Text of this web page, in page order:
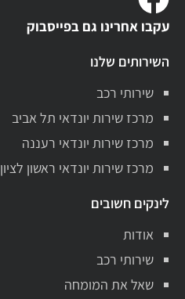
עקבו אחרינו גם בפייסבוק
השירותים שלנו
שירותי רכב
מרכז שירות יונדאי תל אביב
מרכז שירות יונדאי רעננה
מרכז שירות יונדאי ראשון לציון
לינקים חשובים
אודות
שירותי רכב
שאל את המומחה